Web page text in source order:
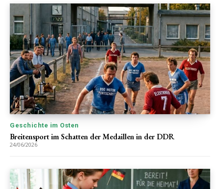
Geschichte im Osten
Breitensport im Schatten der Medaillen in der DDR
24/06/2026